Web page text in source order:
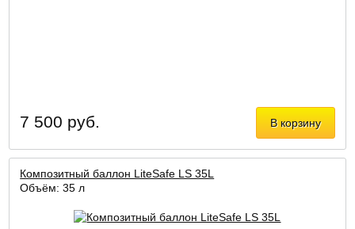
В корзину
7 500 руб.
Композитный баллон LiteSafe LS 35L
Объём: 35 л